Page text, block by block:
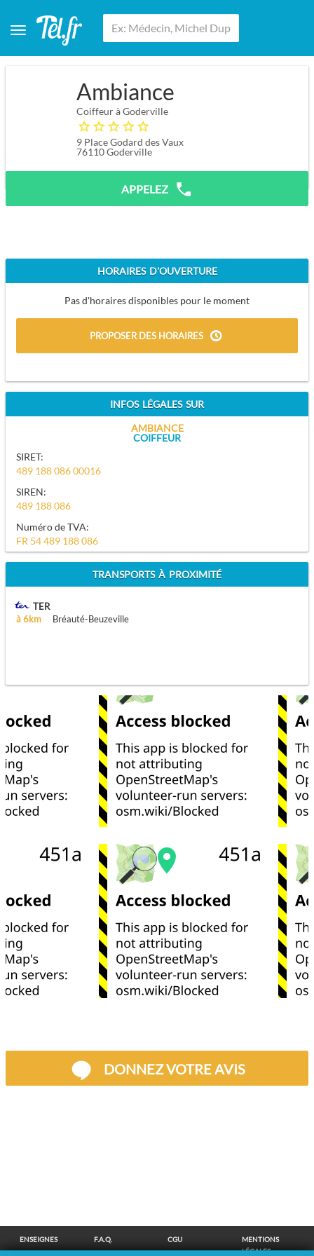
Ambiance
Coiffeur à Goderville
9 Place Godard des Vaux
76110Goderville
APPELEZ
HORAIRES D'OUVERTURE
Pas d'horaires disponibles pour le moment
PROPOSER DES HORAIRES
INFOS LÉGALES SUR
AMBIANCE
COIFFEUR
SIRET:
489 188 086 00016
SIREN:
489 188 086
Numéro de TVA:
FR 54 489 188 086
TRANSPORTS À PROXIMITÉ
TER
à 6km
Bréauté-Beuzeville
DONNEZ VOTRE AVIS
ENSEIGNES F.A.Q. CGU
MENTIONS
LÉGALES